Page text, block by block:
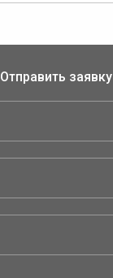
Отправить заявку